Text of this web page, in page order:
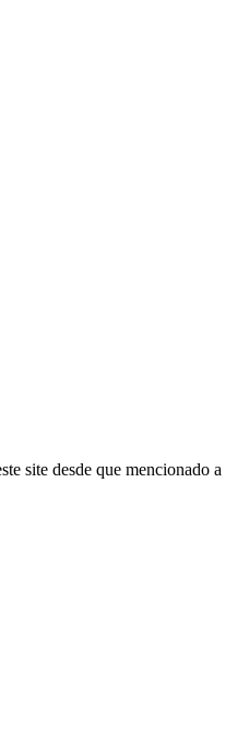
site desde que mencionado a